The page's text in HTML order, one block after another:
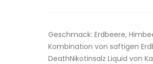
Geschmack: Erdbeere,
Kombination von saftigen
DeathNikotinsalz Liquid von